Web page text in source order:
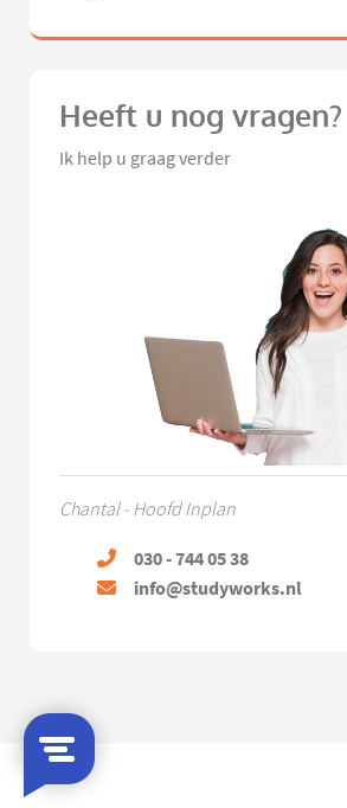
Heeft u nog vragen?
Ik help u graag verder
Chantal - Hoofd Inplan
030 - 744 05 38
info@studyworks.nl